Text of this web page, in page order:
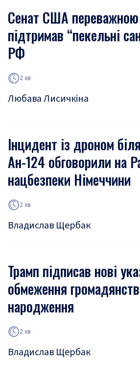
Сенат США переважною
підтримав “пекельні
РФ
2 хв
Любава Лисичкіна
Інцидент із дроном
Ан-124 обговорили на
нацбезпеки Німеччини
2 хв
Владислав Щербак
Трамп підписав нові
обмеження
народження
2 хв
Владислав Щербак